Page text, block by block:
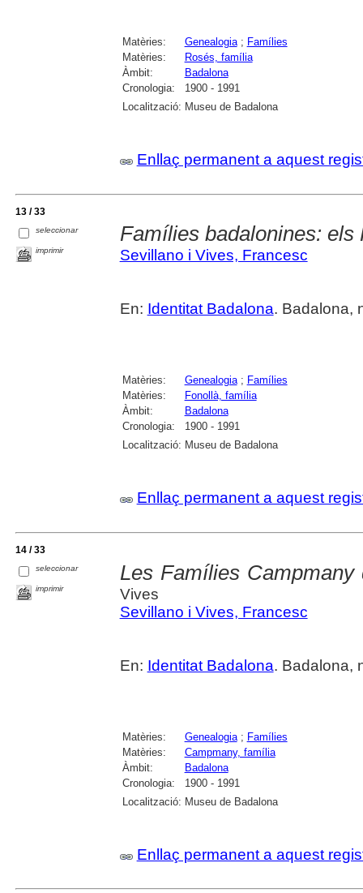
Matèries: Genealogia; Famílies
Matèries:
Rosés, família
Àmbit:
Badalona
Cronologia:
1900 - 1991
Localització: Museu de Badalona
Enllaç permanent a aquest
13 / 33
seleccionar
imprimir
Famílies badalonines: els
Sevillano i Vives, Francesc
En: Identitat Badalona. Badalona,
Matèries: Genealogia; Famílies
Matèries:
Fonollà, família
Àmbit:
Badalona
Cronologia:
1900 - 1991
Localització: Museu de Badalona
Enllaç permanent a aquest
14 / 33
seleccionar
imprimir
Les Famílies Campmany
Vives
Sevillano i Vives, Francesc
En: Identitat Badalona. Badalona,
Matèries: Genealogia; Famílies
Matèries:
Campmany, família
Àmbit:
Badalona
Cronologia:
1900 - 1991
Localització: Museu de Badalona
Enllaç permanent a aquest